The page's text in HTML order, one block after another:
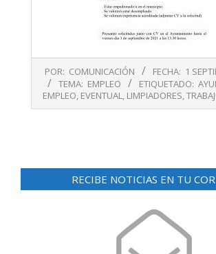
09-
POR: COMUNICACIÓN FECHA: 1
TEMA: EMPLEO ETIQUETADO:
EMPLEO, EVENTUAL, LIMPIADORES,
RECIBE NOTICIAS EN TU